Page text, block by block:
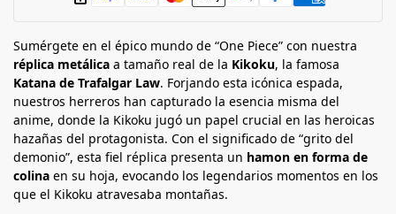
a
Sumérgete en el épico mundo de “One Piece” con nuestra
réplica metálica a tamaño real de la Kikoku, la famosa
Katana de Trafalgar Law. Forjando esta icónica espada,
nuestros herreros han capturado la esencia misma del
anime, donde la Kikoku jugó un papel crucial en las heroicas
hazañas del protagonista. Con el significado de “grito del
demonio”, esta fiel réplica presenta un hamon en forma de
colina en su hoja, evocando los legendarios momentos en los
que el Kikoku atravesaba montañas.